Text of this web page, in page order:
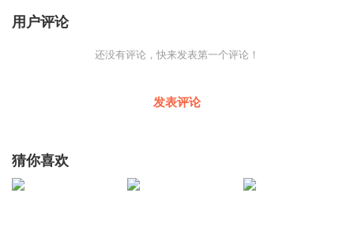
用户评论
还没有评论，快来发表第一个评论！
发表评论
猜你喜欢